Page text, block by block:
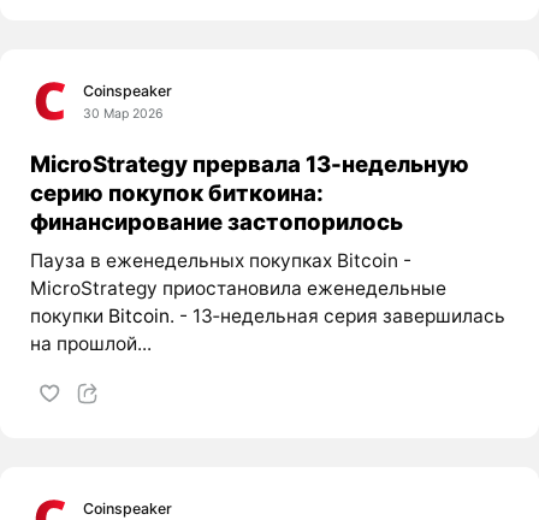
Coinspeaker
30 Мар 2026
MicroStrategy прервала 13-недельную
серию покупок биткоина:
финансирование застопорилось
Пауза в еженедельных покупках Bitcoin -
MicroStrategy приостановила еженедельные
покупки Bitcoin. - 13‑недельная серия завершилась
на прошлой...
Coinspeaker